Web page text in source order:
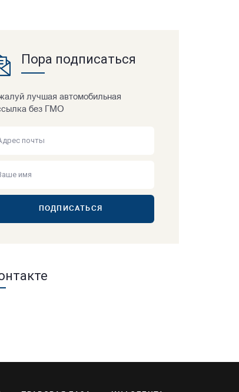
Пора подписаться
лучшая автомобильная
без ГМО
ПОДПИСАТЬСЯ